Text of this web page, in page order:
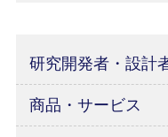
研究開発者・設計
商品・サービス